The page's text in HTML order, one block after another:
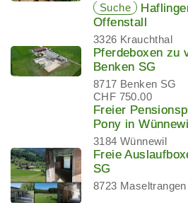
Suche
Offenstall
3326 Krauchthal
Pferdeboxen zu
Benken SG
8717 Benken SG
CHF 750.00
Freier
Pony in
3184 Wünnewil
Freie
SG
8723 Maseltrangen